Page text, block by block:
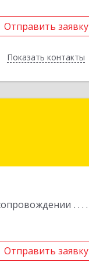
Отправить заявку
Показать контакты
Отправить заявку
Назад
Отправить заявку
Отправить заявку